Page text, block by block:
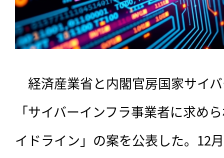
経済産業省と内閣官房国家サイ
「サイバーインフラ事業者に求め
イドライン」の案を公表した。12